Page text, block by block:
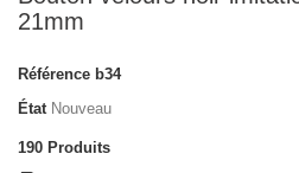
21mm
Référence b34
État Nouveau
190 Produits